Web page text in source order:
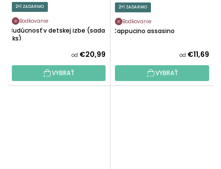
2+1 ZADARMO
Bodkovanie
Budúcnosť v detskej izbe (sada
3ks)
od €20,99
VYBRAŤ
2+1 ZADARMO
Bodkovanie
Cappucino assasino
od €11,69
VYBRAŤ